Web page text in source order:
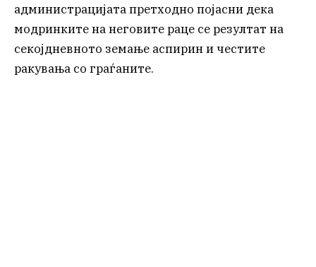
администрацијата претходно појасни дека
модринките на неговите раце се резултат на
секојдневното земање аспирин и честите
ракувања со граѓаните.